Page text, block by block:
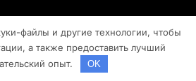
файлы и другие технологии, чтобы
а также предоставить лучший
опыт.
OK